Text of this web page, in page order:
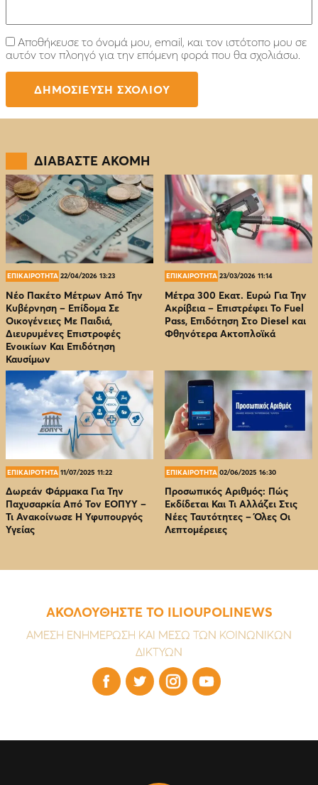
Αποθήκευσε το όνομά μου, email, και τον ιστότοπο μου σε
αυτόν τον πλοηγό για την επόμενη φορά που θα σχολιάσω.
ΔΙΑΒΑΣΤΕ ΑΚΟΜΗ
ΕΠΙΚΑΙΡΟΤΗΤΑ 22/04/2026 13:23
Νέο Πακέτο Μέτρων Από Την
Κυβέρνηση – Επίδομα Σε
Οικογένειες Με Παιδιά,
Διευρυμένες Επιστροφές
Ενοικίων Και Επιδότηση
Καυσίμων
ΕΠΙΚΑΙΡΟΤΗΤΑ 23/03/2026 11:14
Μέτρα 300 Εκατ. Ευρώ Για Την
Ακρίβεια – Επιστρέφει Το Fuel
Pass, Επιδότηση Στο Diesel και
Φθηνότερα Ακτοπλοϊκά
ΕΠΙΚΑΙΡΟΤΗΤΑ 11/07/2025 11:22
Δωρεάν Φάρμακα Για Την
Παχυσαρκία Από Τον EOΠΥΥ –
Τι Ανακοίνωσε Η Υφυπουργός
Υγείας
ΕΠΙΚΑΙΡΟΤΗΤΑ 02/06/2025 16:30
Προσωπικός Αριθμός: Πώς
Εκδίδεται Και Τι Αλλάζει Στις
Νέες Ταυτότητες – Όλες Οι
Λεπτομέρειες
ΑΚΟΛΟΥΘΗΣΤΕ ΤΟ ILIOUPOLINEWS
ΑΜΕΣΗ ΕΝΗΜΕΡΩΣΗ ΚΑΙ ΜΕΣΩ ΤΩΝ ΚΟΙΝΩΝΙΚΩΝ
ΔΙΚΤΥΩΝ
   